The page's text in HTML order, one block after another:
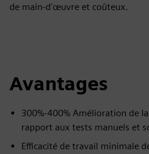
de main-d'œuvre et coûteux.
Avantages
300%-400% Amélioration de
rapport aux tests manuels et
Efficacité de travail minimale